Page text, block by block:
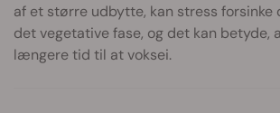
af et større udbytte, kan stress forsinke
det vegetative fase, og det kan betyde,
længere tid til at voksei.